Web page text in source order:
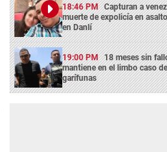
18:46 PM Capturan a
muerte de expolicía en
en Danlí
19:00 PM 18 meses sin
mantiene en el limbo caso
garífunas